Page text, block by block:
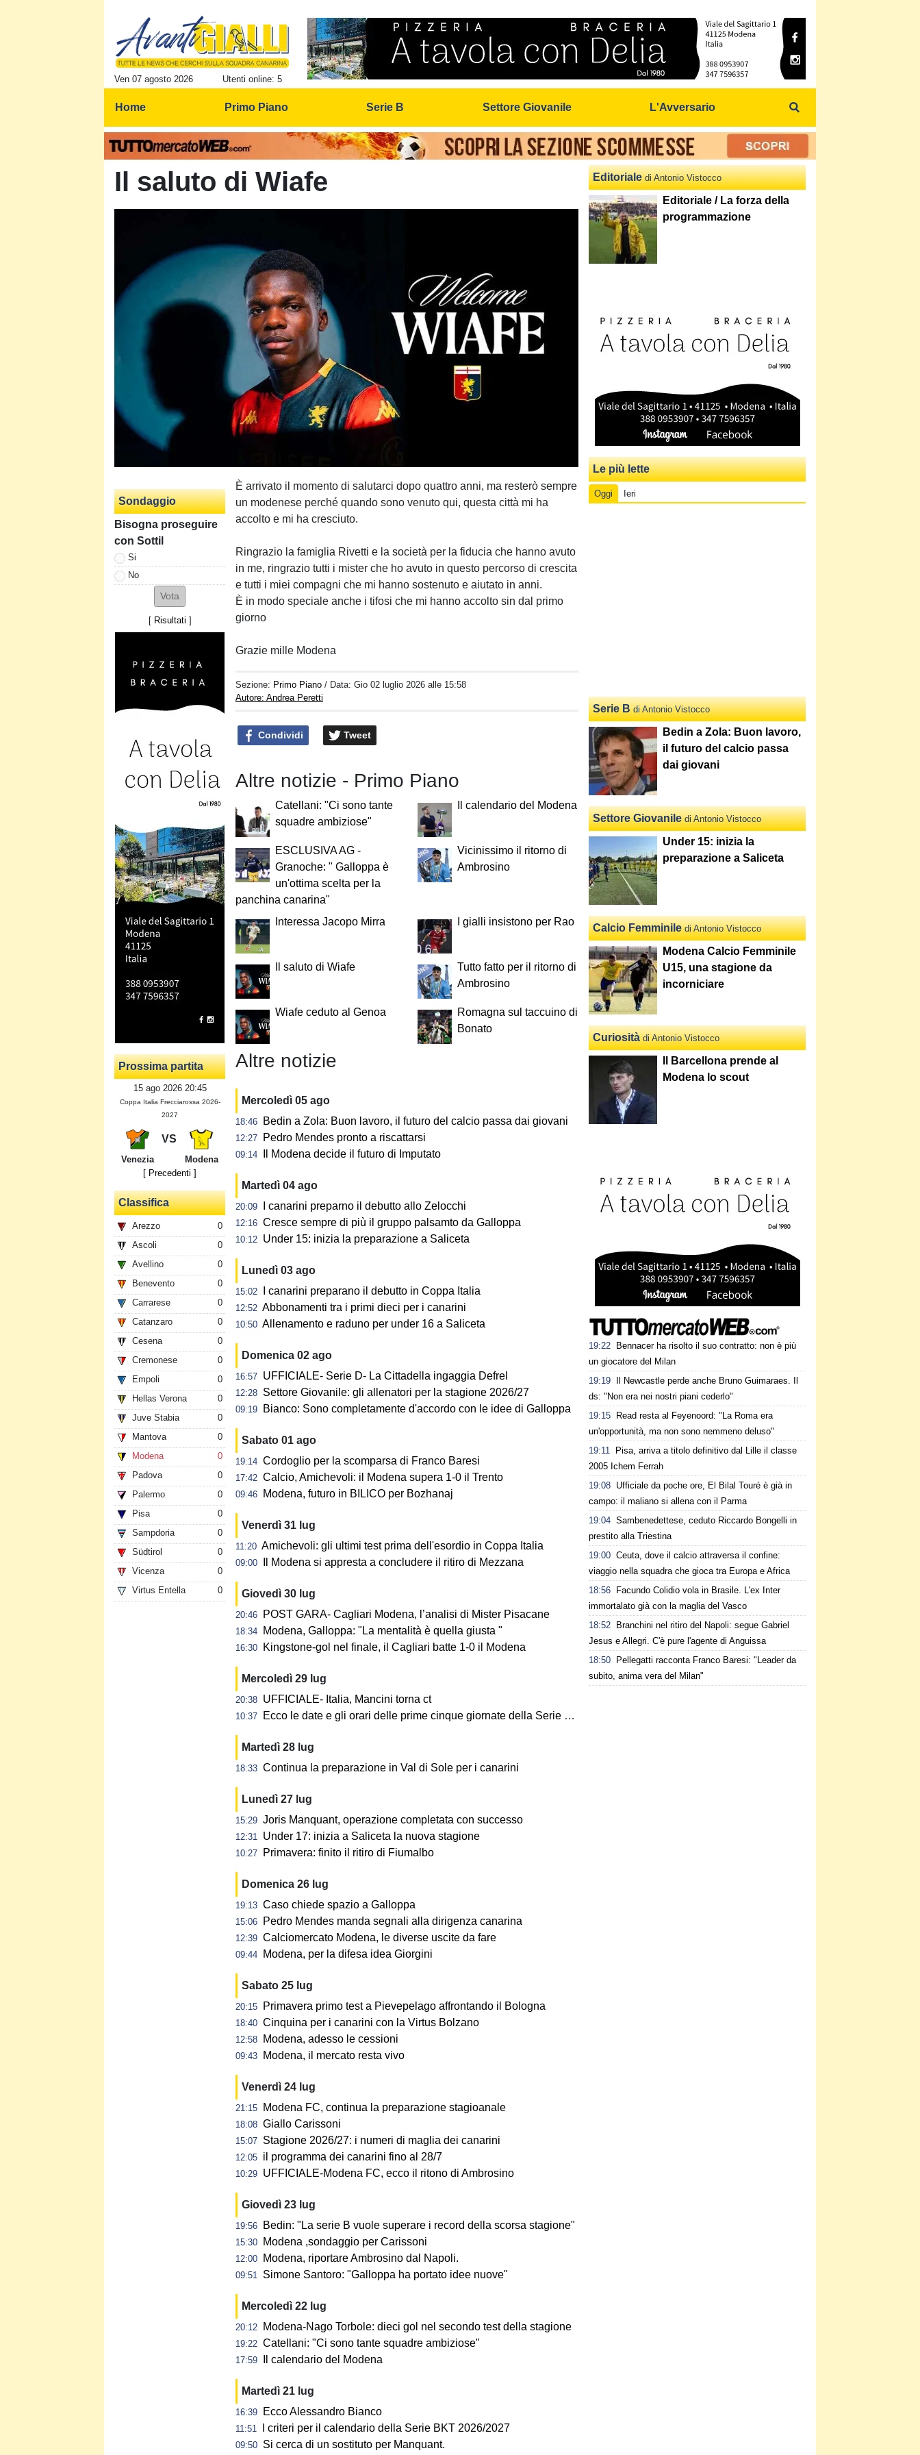
Ven 07 agosto 2026 Utenti online: 5
Home Primo Piano Serie B Settore Giovanile L'Avversario
Il saluto di Wiafe
Sondaggio
Bisogna proseguire
con Sottil
Si
No
[ Risultati ]
Prossima partita
15 ago 2026 20:45
Coppa Italia Frecciarossa 2026-
2027
VS
Venezia
Modena
[ Precedenti ]
Classifica
Arezzo
0
Ascoli
0
Avellino
0
Benevento
0
Carrarese
0
Catanzaro
0
Cesena
0
Cremonese
0
Empoli
0
Hellas Verona
0
Juve Stabia
0
Mantova
0
Modena
0
Padova
0
Palermo
0
Pisa
0
Sampdoria
0
Südtirol
0
Vicenza
0
Virtus Entella
0
È arrivato il momento di salutarci dopo quattro anni, ma resterò sempre
un modenese perché quando sono venuto qui, questa città mi ha
accolto e mi ha cresciuto.
Ringrazio la famiglia Rivetti e la società per la fiducia che hanno avuto
in me, ringrazio tutti i mister che ho avuto in questo percorso di crescita
e tutti i miei compagni che mi hanno sostenuto e aiutato in anni.
È in modo speciale anche i tifosi che mi hanno accolto sin dal primo
giorno
Grazie mille Modena
Sezione: Primo Piano / Data:Gio 02 luglio 2026 alle 15:58
Autore: Andrea Peretti
Condividi Tweet
Altre notizie - Primo Piano
Catellani: "Ci sono tante
squadre ambiziose"
Il calendario del Modena
ESCLUSIVA AG -
Granoche: " Galloppa è
un'ottima scelta per la
panchina canarina"
Vicinissimo il ritorno di
Ambrosino
Interessa Jacopo Mirra I gialli insistono per Rao
Il saluto di Wiafe
Tutto fatto per il ritorno di
Ambrosino
Wiafe ceduto al Genoa
Romagna sul taccuino di
Bonato
Altre notizie
Mercoledì 05 ago
18:46 Bedin a Zola: Buon lavoro, il futuro del calcio passa dai giovani
12:27 Pedro Mendes pronto a riscattarsi
09:14 Il Modena decide il futuro di Imputato
Martedì 04 ago
20:09 I canarini preparno il debutto allo Zelocchi
12:16 Cresce sempre di più il gruppo palsamto da Galloppa
10:12 Under 15: inizia la preparazione a Saliceta
Lunedì 03 ago
15:02 I canarini preparano il debutto in Coppa Italia
12:52 Abbonamenti tra i primi dieci per i canarini
10:50 Allenamento e raduno per under 16 a Saliceta
Domenica 02 ago
16:57 UFFICIALE- Serie D- La Cittadella ingaggia Defrel
12:28 Settore Giovanile: gli allenatori per la stagione 2026/27
09:19 Bianco: Sono completamente d'accordo con le idee di Galloppa
Sabato 01 ago
19:14 Cordoglio per la scomparsa di Franco Baresi
17:42 Calcio, Amichevoli: il Modena supera 1-0 il Trento
09:46 Modena, futuro in BILICO per Bozhanaj
Venerdì 31 lug
11:20 Amichevoli: gli ultimi test prima dell'esordio in Coppa Italia
09:00 Il Modena si appresta a concludere il ritiro di Mezzana
Giovedì 30 lug
20:46 POST GARA- Cagliari Modena, l’analisi di Mister Pisacane
18:34 Modena, Galloppa: "La mentalità è quella giusta "
16:30 Kingstone-gol nel finale, il Cagliari batte 1-0 il Modena
Mercoledì 29 lug
20:38 UFFICIALE- Italia, Mancini torna ct
10:37 Ecco le date e gli orari delle prime cinque giornate della Serie BKT
Martedì 28 lug
18:33 Continua la preparazione in Val di Sole per i canarini
Lunedì 27 lug
15:29 Joris Manquant, operazione completata con successo
12:31 Under 17: inizia a Saliceta la nuova stagione
10:27 Primavera: finito il ritiro di Fiumalbo
Domenica 26 lug
19:13 Caso chiede spazio a Galloppa
15:06 Pedro Mendes manda segnali alla dirigenza canarina
12:39 Calciomercato Modena, le diverse uscite da fare
09:44 Modena, per la difesa idea Giorgini
Sabato 25 lug
20:15 Primavera primo test a Pievepelago affrontando il Bologna
18:40 Cinquina per i canarini con la Virtus Bolzano
12:58 Modena, adesso le cessioni
09:43 Modena, il mercato resta vivo
Venerdì 24 lug
21:15 Modena FC, continua la preparazione stagioanale
18:08 Giallo Carissoni
15:07 Stagione 2026/27: i numeri di maglia dei canarini
12:05 il programma dei canarini fino al 28/7
10:29 UFFICIALE-Modena FC, ecco il ritono di Ambrosino
Giovedì 23 lug
19:56 Bedin: "La serie B vuole superare i record della scorsa stagione"
15:30 Modena ,sondaggio per Carissoni
12:00 Modena, riportare Ambrosino dal Napoli.
09:51 Simone Santoro: "Galloppa ha portato idee nuove"
Mercoledì 22 lug
20:12 Modena-Nago Torbole: dieci gol nel secondo test della stagione
19:22 Catellani: "Ci sono tante squadre ambiziose"
17:59 Il calendario del Modena
Martedì 21 lug
16:39 Ecco Alessandro Bianco
11:51 I criteri per il calendario della Serie BKT 2026/2027
09:50 Si cerca di un sostituto per Manquant.
Editoriale di Antonio Vistocco
Editoriale / La forza della
programmazione
Le più lette
Oggi Ieri
Serie B di Antonio Vistocco
Bedin a Zola: Buon lavoro,
il futuro del calcio passa
dai giovani
Settore Giovanile di Antonio Vistocco
Under 15: inizia la
preparazione a Saliceta
Calcio Femminile di Antonio Vistocco
Modena Calcio Femminile
U15, una stagione da
incorniciare
Curiosità di Antonio Vistocco
Il Barcellona prende al
Modena lo scout
19:22
Bennacer ha risolto il suo contratto: non è più
un giocatore del Milan
19:19
Il Newcastle perde anche Bruno Guimaraes. Il
ds: "Non era nei nostri piani cederlo"
19:15
Read resta al Feyenoord: "La Roma era
un'opportunità, ma non sono nemmeno deluso"
19:11
Pisa, arriva a titolo definitivo dal Lille il classe
2005 Ichem Ferrah
19:08 Ufficiale da poche ore, El Bilal Touré è già in
campo: il maliano si allena con il Parma
19:04 Sambenedettese, ceduto Riccardo Bongelli in
prestito alla Triestina
19:00 Ceuta, dove il calcio attraversa il confine:
viaggio nella squadra che gioca tra Europa e Africa
18:56
Facundo Colidio vola in Brasile. L'ex Inter
immortalato già con la maglia del Vasco
18:52
Branchini nel ritiro del Napoli: segue Gabriel
Jesus e Allegri. C'è pure l'agente di Anguissa
18:50
Pellegatti racconta Franco Baresi: "Leader da
subito, anima vera del Milan"